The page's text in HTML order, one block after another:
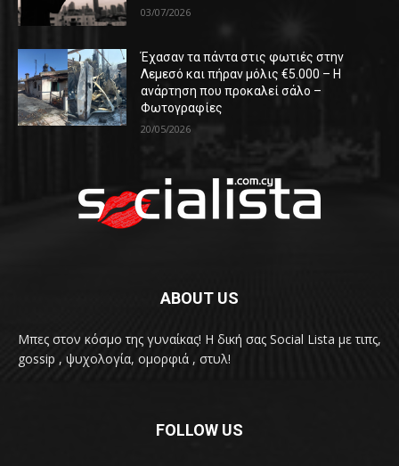
03/07/2026
Έχασαν τα πάντα στις φωτιές στην
Λεμεσό και πήραν μόλις €5.000 – Η
ανάρτηση που προκαλεί σάλο –
Φωτογραφίες
20/05/2026
ABOUT US
Μπες στον κόσμο της γυναίκας! H δική σας Social Lista με τιπς,
gossip , ψυχολογία, ομορφιά , στυλ!
FOLLOW US